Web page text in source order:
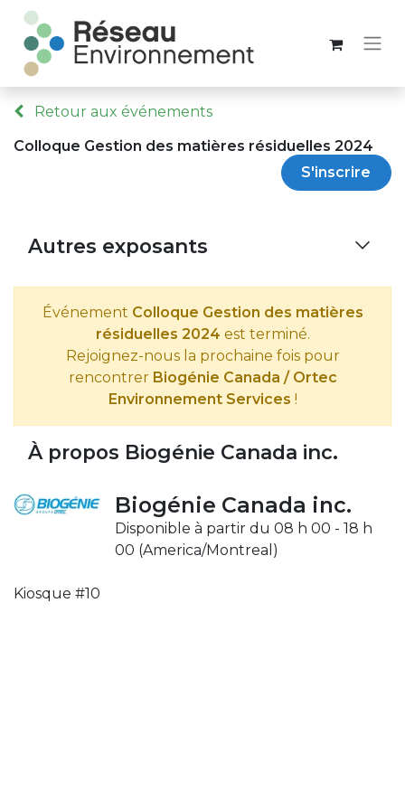
Retour aux événements
Colloque Gestion des matières résiduelles 2024
S'inscrire
Autres exposants
Événement Colloque Gestion des matières
résiduelles 2024 est terminé.
Rejoignez-nous la prochaine fois pour
rencontrer Biogénie Canada / Ortec
Environnement Services !
À propos Biogénie Canada inc.
Biogénie Canada inc.
Disponible à partir du 08 h 00 - 18 h
00 (America/Montreal )
Kiosque #10